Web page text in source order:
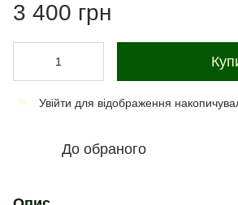
3 400 грн
% Увійти для відображення
До обраного